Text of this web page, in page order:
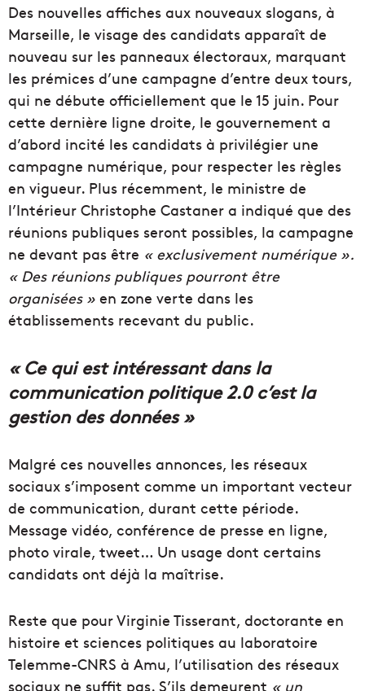
Des nouvelles affiches aux nouveaux slogans, à
Marseille, le visage des candidats apparaît de
nouveau sur les panneaux électoraux, marquant
les prémices d’une campagne d’entre deux tours,
qui ne débute officiellement que le 15 juin. Pour
cette dernière ligne droite, le gouvernement a
d’abord incité les candidats à privilégier une
campagne numérique, pour respecter les règles
en vigueur. Plus récemment, le ministre de
l’Intérieur Christophe Castaner a indiqué que des
réunions publiques seront possibles, la campagne
ne devant pas être « exclusivement numérique ».
« Des réunions publiques pourront être
organisées » en zone verte dans les
établissements recevant du public.
« Ce qui est intéressant dans la
communication politique 2.0 c’est la
gestion des données »
Malgré ces nouvelles annonces, les réseaux
sociaux s’imposent comme un important vecteur
de communication, durant cette période.
Message vidéo, conférence de presse en ligne,
photo virale, tweet… Un usage dont certains
candidats ont déjà la maîtrise.
Reste que pour Virginie Tisserant, doctorante en
histoire et sciences politiques au laboratoire
Telemme-CNRS à Amu, l’utilisation des réseaux
sociaux ne suffit pas. S’ils demeurent « un